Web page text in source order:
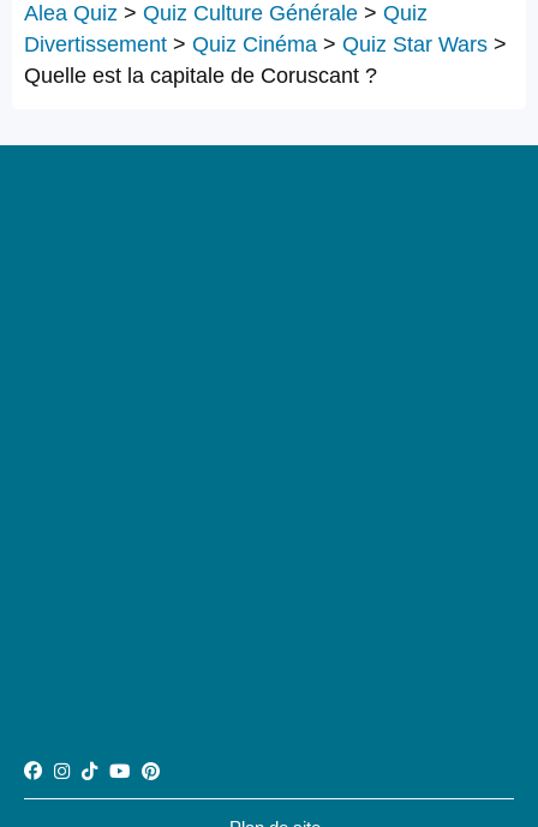
Alea Quiz > Quiz Culture Générale > Quiz
Divertissement > Quiz Cinéma > Quiz Star Wars >
Quelle est la capitale de Coruscant ?